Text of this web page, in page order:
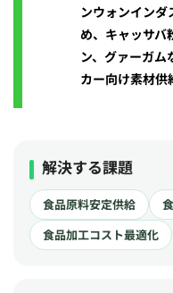
ンウォンインダ
め、キャッサバ
ン、グァーガム
カー向け素材供
解決する課題
食品原料安定供給
食品加工コスト最適化